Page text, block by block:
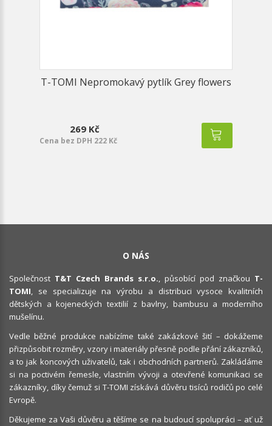
T-TOMI Nepromokavý pytlík Grey flowers
269 Kč
Cena bez DPH 222 Kč
O NÁS
Společnost T&T Czech Brands s.r.o., působící pod značkou T-
TOMI, se specializuje na výrobu a distribuci vysoce kvalitních
dětských a kojeneckých textilií z bavlny, bambusu a moderního
mušelínu.
Vedle běžné produkce nabízíme také zakázkové šití – dokážeme
přizpůsobit rozměry, vzory i materiály přesně podle přání zákazníků,
a to jak koncových uživatelů, tak i obchodních partnerů. Zakládáme
si na poctivém řemesle, vlastním vývoji a otevřené komunikaci se
zákazníky, díky čemuž si T-TOMI získává důvěru tisíců rodičů po celé
Evropě.
Děkujeme za Vaši důvěru a těšíme se na budoucí spolupráci – ať už